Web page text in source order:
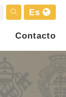
Es
Contacto